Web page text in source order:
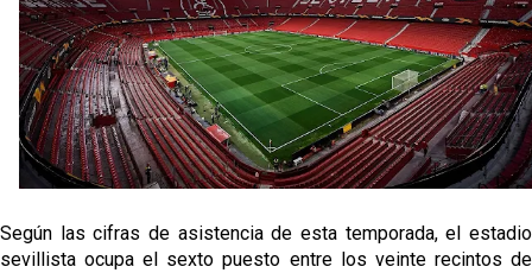
Oso es el siguiente en la lista para salir
Banquillos confirmados: así queda la cantera del
Sevilla Femenino para la 2026/27
Celta y Rayo agitan el mercado de La Liga
Según las cifras de asistencia de esta temporada, el estadio
sevillista ocupa el sexto puesto entre los veinte recintos de